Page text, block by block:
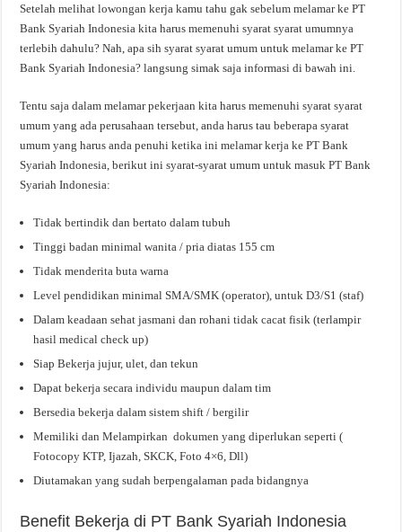
Setelah melihat lowongan kerja kamu tahu gak sebelum melamar ke PT
Bank Syariah Indonesia kita harus memenuhi syarat syarat umumnya
terlebih dahulu? Nah, apa sih syarat syarat umum untuk melamar ke PT
Bank Syariah Indonesia? langsung simak saja informasi di bawah ini.
Tentu saja dalam melamar pekerjaan kita harus memenuhi syarat syarat
umum yang ada perusahaan tersebut, anda harus tau beberapa syarat
umum yang harus anda penuhi ketika ini melamar kerja ke PT Bank
Syariah Indonesia, berikut ini syarat-syarat umum untuk masuk PT Bank
Syariah Indonesia:
Tidak bertindik dan bertato dalam tubuh
Tinggi badan minimal wanita / pria diatas 155 cm
Tidak menderita buta warna
Level pendidikan minimal SMA/SMK (operator), untuk D3/S1 (staf)
Dalam keadaan sehat jasmani dan rohani tidak cacat fisik (terlampir
hasil medical check up)
Siap Bekerja jujur, ulet, dan tekun
Dapat bekerja secara individu maupun dalam tim
Bersedia bekerja dalam sistem shift / bergilir
Memiliki dan Melampirkan dokumen yang diperlukan seperti (
Fotocopy KTP, Ijazah, SKCK, Foto 4×6, Dll)
Diutamakan yang sudah berpengalaman pada bidangnya
Benefit Bekerja di PT Bank Syariah Indonesia